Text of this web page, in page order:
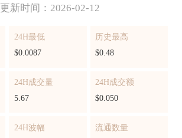
更新时间：2026-02-12
24H最低
$0.0087
历史最高
$0.48
24H成交量
5.67
24H成交额
$0.050
24H波幅
流通数量